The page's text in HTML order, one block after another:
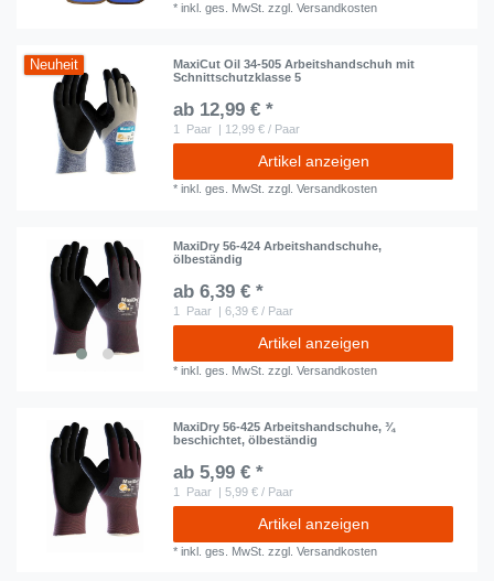
*inkl. ges. MwSt. zzgl.Versandkosten
Neuheit
MaxiCut Oil 34-505 Arbeitshandschuh mit
Schnittschutzklasse 5
ab 12,99 € *
1 Paar | 12,99 € / Paar
Artikel anzeigen
*inkl. ges. MwSt. zzgl.Versandkosten
MaxiDry 56-424 Arbeitshandschuhe,
ölbeständig
ab 6,39 € *
1 Paar | 6,39 € / Paar
Artikel anzeigen
*inkl. ges. MwSt. zzgl.Versandkosten
MaxiDry 56-425 Arbeitshandschuhe, ¾
beschichtet, ölbeständig
ab 5,99 € *
1 Paar | 5,99 € / Paar
Artikel anzeigen
*inkl. ges. MwSt. zzgl.Versandkosten